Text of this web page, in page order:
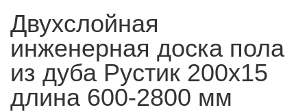
Двухслойная
инженерная доска пола
из дуба Рустик 200х15
длина 600-2800 мм